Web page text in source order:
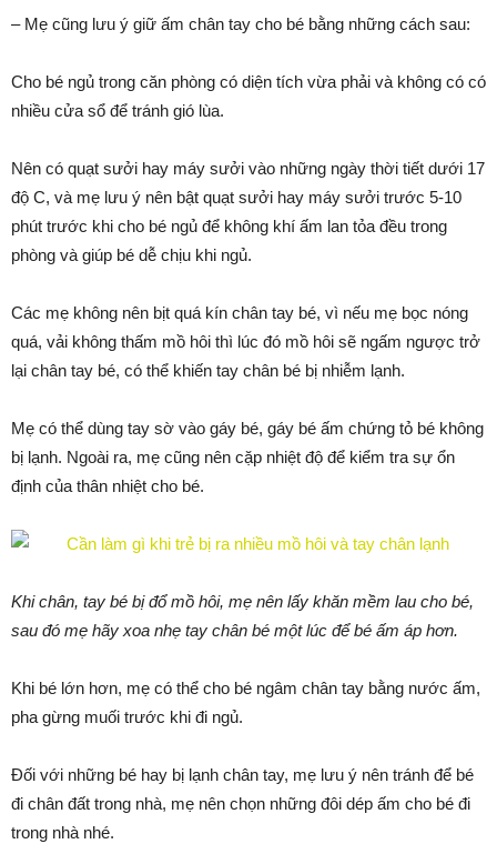
– Mẹ cũng lưu ý giữ ấm chân tay cho bé bằng những cách sau:
Cho bé ngủ trong căn phòng có diện tích vừa phải và không có có
nhiều cửa sổ để tránh gió lùa.
Nên có quạt sưởi hay máy sưởi vào những ngày thời tiết dưới 17
độ C, và mẹ lưu ý nên bật quạt sưởi hay máy sưởi trước 5-10
phút trước khi cho bé ngủ để không khí ấm lan tỏa đều trong
phòng và giúp bé dễ chịu khi ngủ.
Các mẹ không nên bịt quá kín chân tay bé, vì nếu mẹ bọc nóng
quá, vải không thấm mồ hôi thì lúc đó mồ hôi sẽ ngấm ngược trở
lại chân tay bé, có thể khiến tay chân bé bị nhiễm lạnh.
Mẹ có thể dùng tay sờ vào gáy bé, gáy bé ấm chứng tỏ bé không
bị lạnh. Ngoài ra, mẹ cũng nên cặp nhiệt độ để kiểm tra sự ổn
định của thân nhiệt cho bé.
Khi chân, tay bé bị đổ mồ hôi, mẹ nên lấy khăn mềm lau cho bé,
sau đó mẹ hãy xoa nhẹ tay chân bé một lúc để bé ấm áp hơn.
Khi bé lớn hơn, mẹ có thể cho bé ngâm chân tay bằng nước ấm,
pha gừng muối trước khi đi ngủ.
Đối với những bé hay bị lạnh chân tay, mẹ lưu ý nên tránh để bé
đi chân đất trong nhà, mẹ nên chọn những đôi dép ấm cho bé đi
trong nhà nhé.